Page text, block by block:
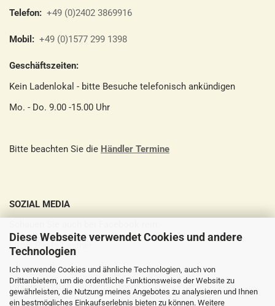
Diese Webseite verwendet Cookies und andere
Technologien
Ich verwende Cookies und ähnliche Technologien, auch von
Drittanbietern, um die ordentliche Funktionsweise der Website zu
gewährleisten, die Nutzung meines Angebotes zu analysieren und Ihnen
ein bestmögliches Einkaufserlebnis bieten zu können. Weitere
Telefon: +49 (0)2402 3869916
Mobil: +49 (0)1577 299 1398
Geschäftszeiten:
Kein Ladenlokal - bitte Besuche telefonisch ankündigen
Mo. - Do. 9.00 -15.00 Uhr
Bitte beachten Sie die Händler Termine
SOZIAL MEDIA
Luzys Pirate Leather
Pinterest:Luzys Pirate Leather